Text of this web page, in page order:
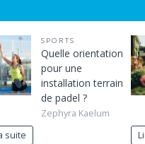
SPORTS
Quelle orientation
pour une
installation terrain
de padel ?
Zephyra Kaelum
suite